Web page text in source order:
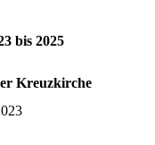
bis 2025
Kreuzkirche